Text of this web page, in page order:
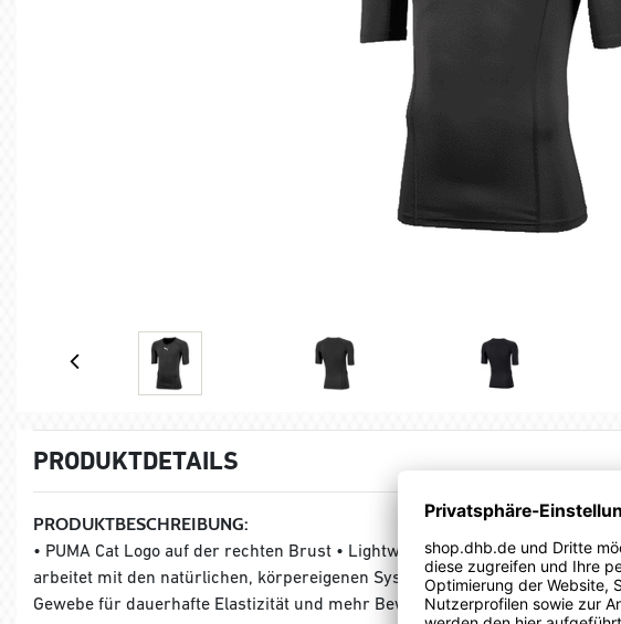
PRODUKTDETAILS
PRODUKTBESCHREIBUNG:
• PUMA Cat Logo auf der rechten Brust • Lightweight •
arbeitet mit den natürlichen, körpereigenen Systemen Hand in Hand, um
Gewebe für dauerhafte Elastizität und mehr Bewegungsfreiheit • Slim Fit •